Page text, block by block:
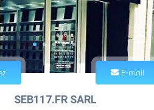
E-mail
SEB117.FR SARL